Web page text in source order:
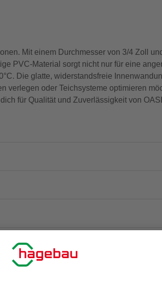
Mit einem Durchmesser von 3/4 Zoll
PVC-Material sorgt nicht nur für eine
Die glatte, widerstandsfreie
verlegen oder Teichsysteme optimieren
für Qualität und Zuverlässigkeit von